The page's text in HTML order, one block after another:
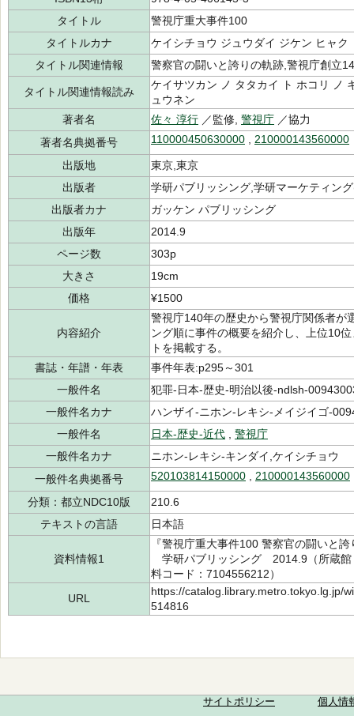
タイトル
警視庁重大事件100
タイトルカナ
ケイシチョウ ジュウダイ ジケン ヒャク
タイトル関連情報
警察官の闘いと誇りの軌跡,警視庁創立
タイトル関連情報読み
ケイサツカン ノ タタカイ ト ホコリ ノ
ュウネン
著者名
佐々 淳行 ／監修, 警視庁 ／協力
著者名典拠番号
110000450630000 210000143560000
出版地
東京,東京
出版者
学研パブリッシング,学研マーケティン
出版者カナ
ガッケン パブリッシング
出版年
2014.9
ページ数
303p
大きさ
19cm
価格
¥1500
内容紹介
警視庁140年の歴史から警視庁関係者が
ング順に事件の概要を紹介し、上位10
トを掲載する。
書誌・年譜・年表
事件年表:p295～301
一般件名
犯罪-日本-歴史-明治以後-ndlsh-
一般件名カナ
ハンザイ-ニホン-レキシ-メイジイゴ-
一般件名
日本-歴史-近代
警視庁
一般件名カナ
ニホン-レキシ-キンダイ,ケイシチョウ
一般件名典拠番号
520103814150000 210000143560000
分類：都立NDC10版
210.6
テキストの言語
日本語
資料情報1
『警視庁重大事件100 警察官の闘いと
学研パブリッシング 2014.9（所蔵
料コード：7104556212）
URL
https://catalog.library.metro.tokyo.lg.jp/
514816
サイトポリシー 個人情